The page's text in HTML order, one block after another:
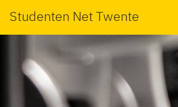
Studenten Net Twente